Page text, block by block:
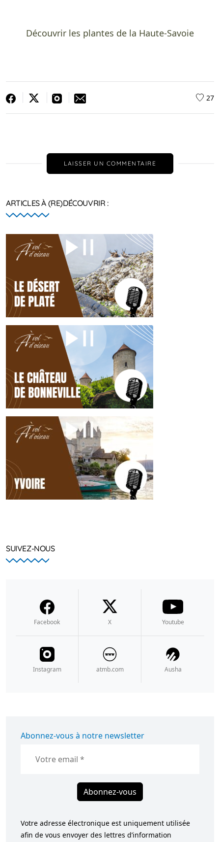
Découvrir les plantes de la Haute-Savoie
27
LAISSER UN COMMENTAIRE
ARTICLES À (RE)DÉCOUVRIR :
SUIVEZ-NOUS
Facebook X Youtube
Instagram atmb.com Ausha
Abonnez-vous à notre newsletter
Abonnez-vous
Votre adresse électronique est uniquement utilisée
afin de vous envoyer des lettres d’information